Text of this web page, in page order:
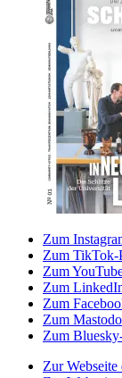
Zum
Zum TikTok-
Zum
Zum
Zum
Zum
Zum
Zur